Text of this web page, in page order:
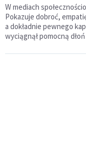
W mediach
Pokazuje dobroć,
a dokładnie pewnego
wyciągnął pomocną